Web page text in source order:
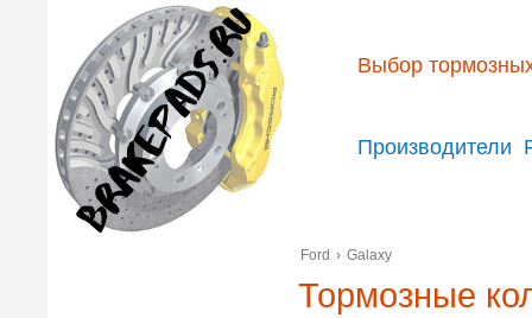
Выбор
Производители
Ford › Galaxy
Тормозные